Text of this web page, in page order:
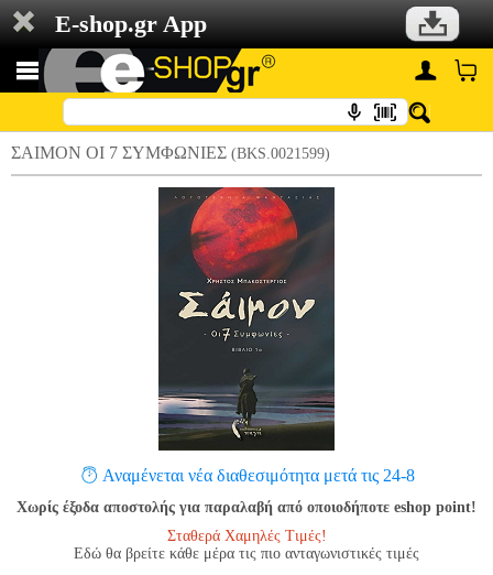
E-shop.gr App
ΣΑΙΜΟΝ ΟΙ 7 ΣΥΜΦΩΝΙΕΣ (BKS.0021599)
Αναμένεται νέα διαθεσιμότητα μετά τις 24-8
Χωρίς έξοδα αποστολής για παραλαβή από οποιοδήποτε eshop point!
Σταθερά Χαμηλές Τιμές!
Εδώ θα βρείτε κάθε μέρα τις πιο ανταγωνιστικές τιμές